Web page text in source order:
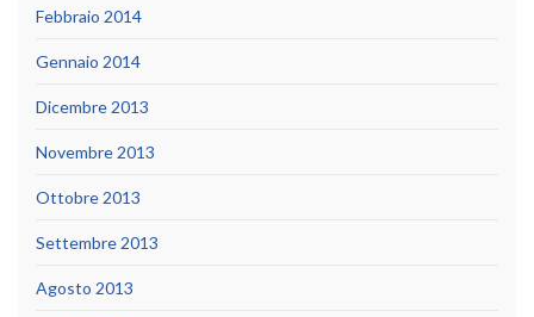
Febbraio 2014
Gennaio 2014
Dicembre 2013
Novembre 2013
Ottobre 2013
Settembre 2013
Agosto 2013